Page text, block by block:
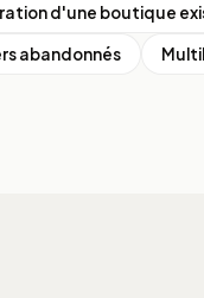
d'une boutique
abandonnés